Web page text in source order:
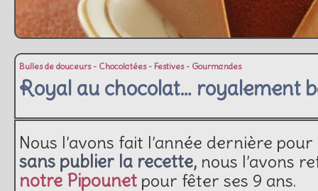
Bulles de douceurs- Chocolatées- Festives- Gourmandes
Royal au chocolat… royalement
Nous l’avons fait l’année dernière
sans publier la recette, nous l’avons
notre Pipounet pour fêter ses 9 ans.